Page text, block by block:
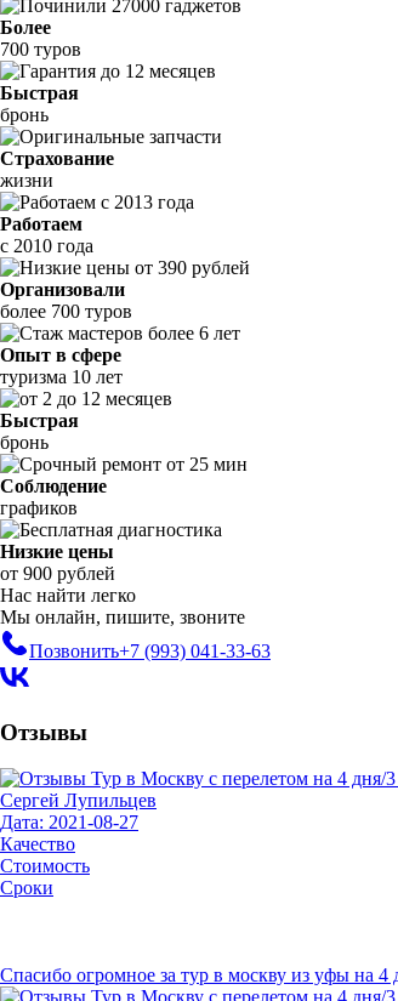
Более
700 туров
Быстрая
бронь
Страхование
жизни
Работаем
с 2010 года
Организовали
более 700 туров
Опыт в сфере
туризма 10 лет
Быстрая
бронь
Соблюдение
графиков
Низкие цены
от 900 рублей
Нас найти легко
Мы онлайн, пишите, звоните
Позвонить+7 (993) 041-33-63
Отзывы
Сергей Лупильцев
Дата: 2021-08-27
Качество
Стоимость
Сроки
Спасибо огромное за тур в москву из уфы на